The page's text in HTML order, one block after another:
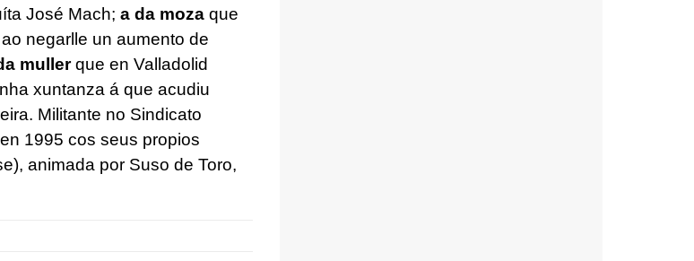
José Mach; a da mozaque
negarlle un aumento de
mullerque en Valladolid
xuntanza á que acudiu
Militante no Sindicato
en 1995 cos seus propios
animada por Suso de Toro,